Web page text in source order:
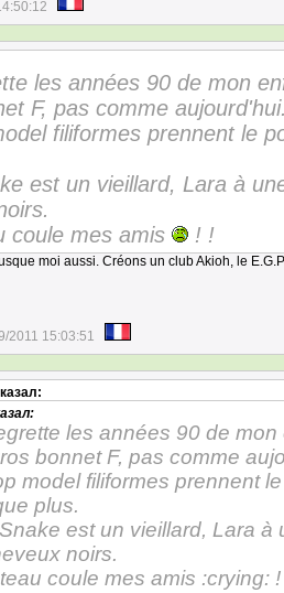
les années 90 de mon
F, pas comme
filiformes prennent le
est un vieillard, Lara à
coule mes amis
! !
moi aussi. Créons un club Akioh, le
2011 15:03:51
les années 90 de
bonnet F, pas comme
model filiformes prennent
plus.
est un vieillard, Lara
noirs.
coule mes amis :crying: !